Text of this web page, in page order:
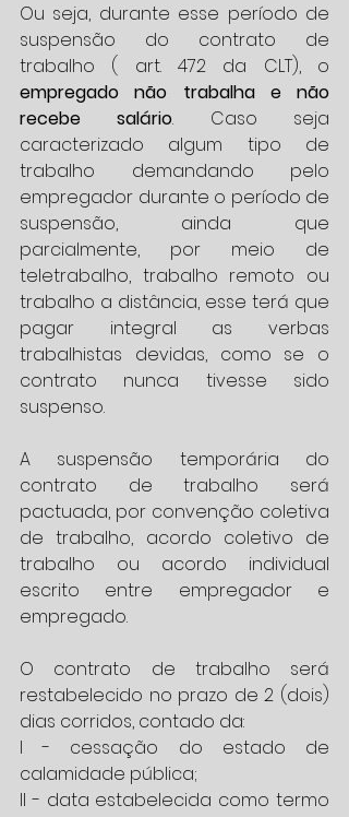
Ou seja, durante esse período de
suspensão do contrato de
trabalho ( art. 472 da CLT), o
empregado não trabalha e não
recebe salário. Caso seja
caracterizado algum tipo de
trabalho demandando pelo
empregador durante o período de
suspensão, ainda que
parcialmente, por meio de
teletrabalho, trabalho remoto ou
trabalho a distância, esse terá que
pagar integral as verbas
trabalhistas devidas, como se o
contrato nunca tivesse sido
suspenso.
A suspensão temporária do
contrato de trabalho será
pactuada, por convenção coletiva
de trabalho, acordo coletivo de
trabalho ou acordo individual
escrito entre empregador e
empregado.
O contrato de trabalho será
restabelecido no prazo de 2 (dois)
dias corridos, contado da:
I - cessação do estado de
calamidade pública;
II - data estabelecida como termo